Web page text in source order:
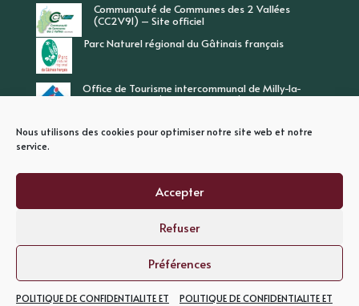
Nous utilisons des cookies pour optimiser notre site web et notre
service.
Accepter
Refuser
Préférences
POLITIQUE DE CONFIDENTIALITE ET POLITIQUE DE CONFIDENTIALITE ET
Communauté de Communes des 2 Vallées
(CC2V91) – Site officiel
Parc Naturel régional du Gâtinais français
Office de Tourisme intercommunal de Milly-la-
Forêt, Vallée de l’Ecole, Vallée de l’Essonne
MENTIONS LEGALES
POLITIQUE DE CONFIDENTIALITE